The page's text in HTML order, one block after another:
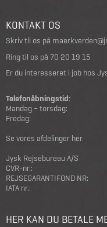
KONTAKT OS
Skriv til os på
Ring til os på 70 20 19 15
Er du interesseret i job hos
Telefonåbningstid:
Mandag – torsdag:
Fredag:
Se vores afdelinger her
Jysk Rejsebureau A/S
CVR-nr.:
REJSEGARANTIFOND NR:
IATA nr.:
HER KAN DU BETALE